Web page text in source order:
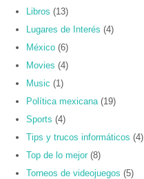
Libros (13)
Lugares de Interés (4)
México (6)
Movies (4)
Music (1)
Política mexicana (19)
Sports (4)
Tips y trucos informáticos (4)
Top de lo mejor (8)
Torneos de videojuegos (5)